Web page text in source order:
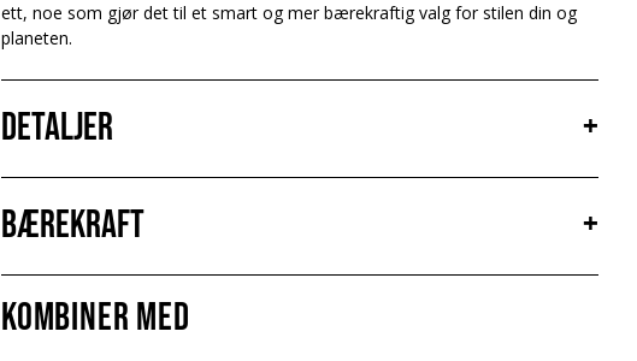
ett, noe som gjør det til et smart og mer bærekraftig valg for stilen din og
planeten.
Detaljer +
Bærekraft
+
Kombiner med